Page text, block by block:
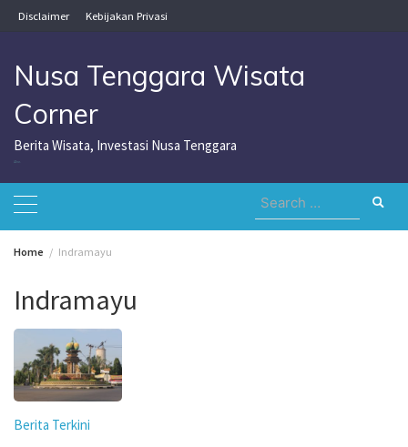
Skip
to
Disclaimer Kebijakan Privasi
Nusa Tenggara Wisata
Corner
Berita Wisata, Investasi Nusa Tenggara
Search
for:
Home Indramayu
Indramayu
Berita Terkini